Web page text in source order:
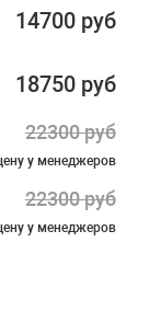
14700 руб
18750 руб
22300 руб
у менеджеров
22300 руб
у менеджеров